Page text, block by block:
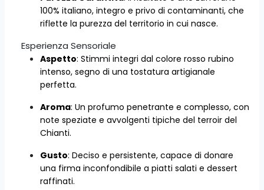
100% italiano, integro e privo di contaminanti, che
riflette la purezza del territorio in cui nasce.
Esperienza Sensoriale
Aspetto: Stimmi integri dal colore rosso rubino
intenso, segno di una tostatura artigianale
perfetta.
Aroma: Un profumo penetrante e complesso, con
note speziate e avvolgenti tipiche del terroir del
Chianti.
Gusto: Deciso e persistente, capace di donare
una firma inconfondibile a piatti salati e dessert
raffinati.